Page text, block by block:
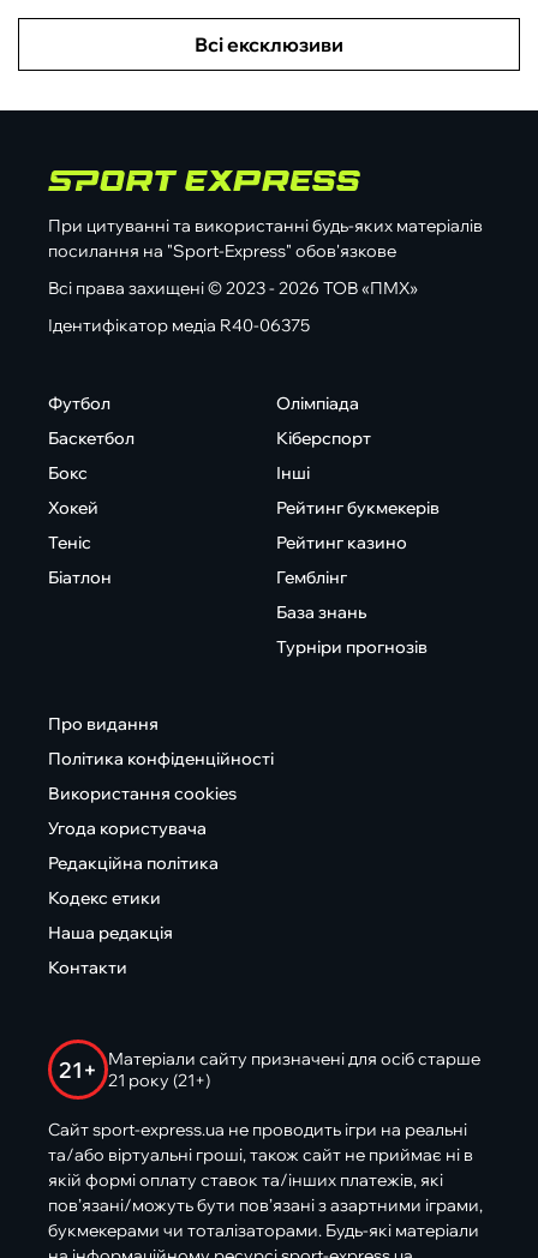
Всі ексклюзиви
При цитуванні та використанні будь-яких матеріалів
посилання на "Sport-Express" обов'язкове
Всі права захищені © 2023 - 2026 ТОВ «ПМХ»
Ідентифікатор медіа R40-06375
Футбол
Баскетбол
Бокс
Хокей
Теніс
Біатлон
Олімпіада
Кіберспорт
Інші
Рейтинг букмекерів
Рейтинг казино
Гемблінг
База знань
Турніри прогнозів
Про видання
Політика конфіденційності
Використання cookies
Угода користувача
Редакційна політика
Кодекс етики
Наша редакція
Контакти
21+
Матеріали сайту призначені для осіб старше
21 року (21+)
Сайт sport-express.ua не проводить ігри на реальні
та/або віртуальні гроші, також сайт не приймає ні в
якій формі оплату ставок та/інших платежів, які
пов’язані/можуть бути пов’язані з азартними іграми,
букмекерами чи тоталізаторами. Будь-які матеріали